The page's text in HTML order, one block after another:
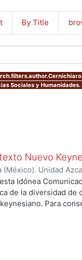
By Title
Sociales y Humanidades.
Nuevo
Unidad
09)Cernichiaro
Idónea
de la diversidad de
Para